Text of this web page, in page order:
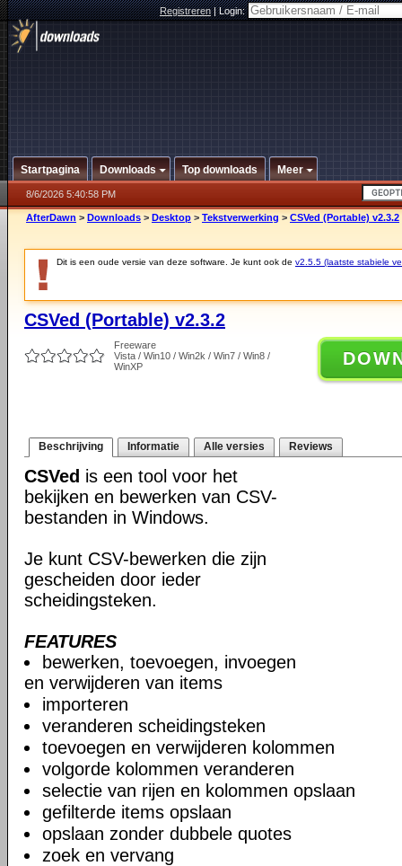
Registreren|Login:
Startpagina Downloads Top downloads Meer
8/6/2026 5:40:58 PM
AfterDawn > Downloads > Desktop > Tekstverwerking > CSVed (Portable) v2.3.2
Dit is een oude versie van deze software. Je kunt ook de v2.5.5 (laatste stabiele
CSVed (Portable) v2.3.2
Freeware
Vista / Win10 / Win2k / Win7 / Win8 /
WinXP
Beschrijving Informatie Alle versies Reviews
CSVed is een tool voor het
bekijken en bewerken van CSV-
bestanden in Windows.
Je kunt CSV-bewerken die zijn
gescheiden door ieder
scheidingsteken.
FEATURES
bewerken, toevoegen, invoegen
en verwijderen van items
importeren
veranderen scheidingsteken
toevoegen en verwijderen kolommen
volgorde kolommen veranderen
selectie van rijen en kolommen opslaan
gefilterde items opslaan
opslaan zonder dubbele quotes
zoek en vervang